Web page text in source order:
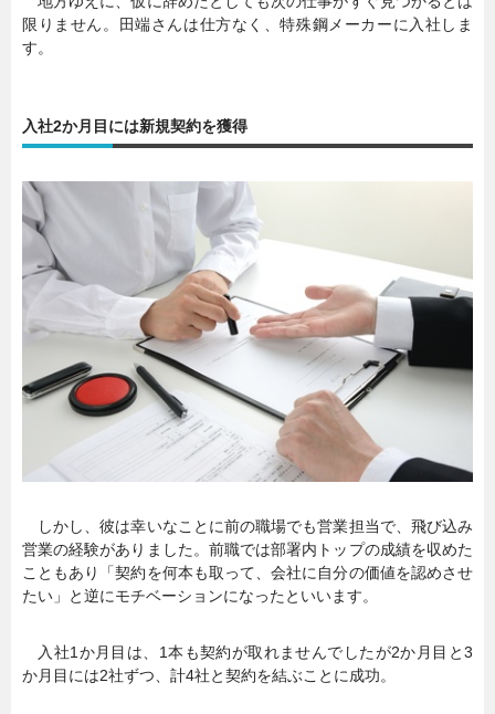
限りません。田端さんは仕方なく、特殊鋼メーカーに入社しま
す。
入社2か月目には新規契約を獲得
しかし、彼は幸いなことに前の職場でも営業担当で、飛び込み
営業の経験がありました。前職では部署内トップの成績を収めた
こともあり「契約を何本も取って、会社に自分の価値を認めさせ
たい」と逆にモチベーションになったといいます。
入社1か月目は、1本も契約が取れませんでしたが2か月目と3
か月目には2社ずつ、計4社と契約を結ぶことに成功。